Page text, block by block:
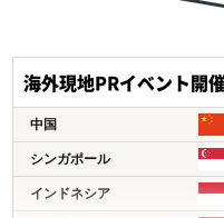
・調査/戦略から、現地
ーション構築、M&A、海
ジメントまで、一気通貫
・グローバル企業から中
で、企業規模を問わずに
海外現地PRイベント開
中国
シンガポール
インドネシア